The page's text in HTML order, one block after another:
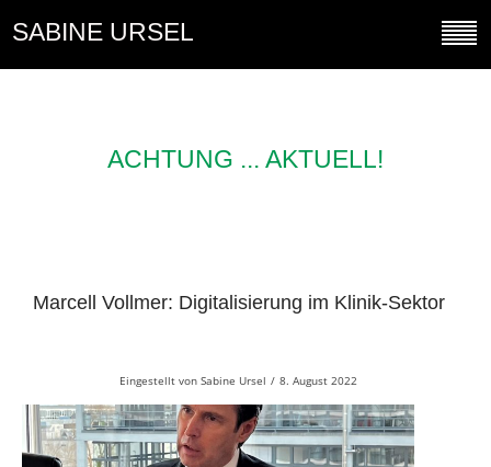
SABINE URSEL
ACHTUNG ... AKTUELL!
Marcell Vollmer: Digitalisierung im Klinik-Sektor
Eingestellt vonSabine Ursel / 8. August 2022